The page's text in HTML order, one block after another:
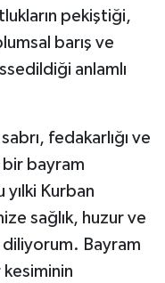
pekiştiği,
barış ve
anlamlı
fedakarlığı ve
bayram
yılki Kurban
sağlık, huzur ve
Bayram